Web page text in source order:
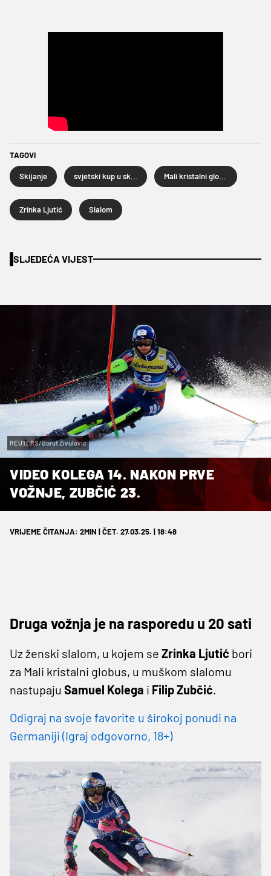
TAGOVI
Skijanje
Zrinka Ljutić Slalom
SLJEDEĆA VIJEST
REUTERS/Borut Živulovic
VIDEO KOLEGA 14. NAKON PRVE
VOŽNJE, ZUBČIĆ 23.
VRIJEME ČITANJA: 2MIN | ČET. 27.03.25. | 18:48
Druga vožnja je na rasporedu u 20 sati
Uz ženski slalom, u kojem se Zrinka Ljutić bori
za Mali kristalni globus, u muškom slalomu
nastupaju Samuel Kolega i Filip Zubčić.
Odigraj na svoje favorite u širokoj ponudi na
Germaniji (Igraj odgovorno, 18+)